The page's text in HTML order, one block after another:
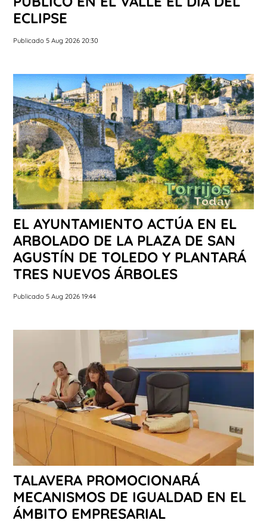
ECLIPSE
Publicado 5 Aug 2026 20:30
EL AYUNTAMIENTO ACTÚA EN EL
ARBOLADO DE LA PLAZA DE SAN
AGUSTÍN DE TOLEDO Y PLANTARÁ
TRES NUEVOS ÁRBOLES
Publicado 5 Aug 2026 19:44
TALAVERA PROMOCIONARÁ
MECANISMOS DE IGUALDAD EN EL
ÁMBITO EMPRESARIAL